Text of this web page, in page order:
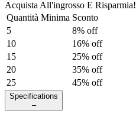
Acquista All'ingrosso E Risparmia!
Quantità Minima Sconto
5
8% off
10
16% off
15
25% off
20
35% off
25
45% off
Specifications
–